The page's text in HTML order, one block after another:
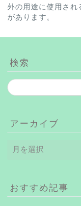
外の用途に使用され
があります。
検索
アーカイブ
ー
ブ
おすすめ記事